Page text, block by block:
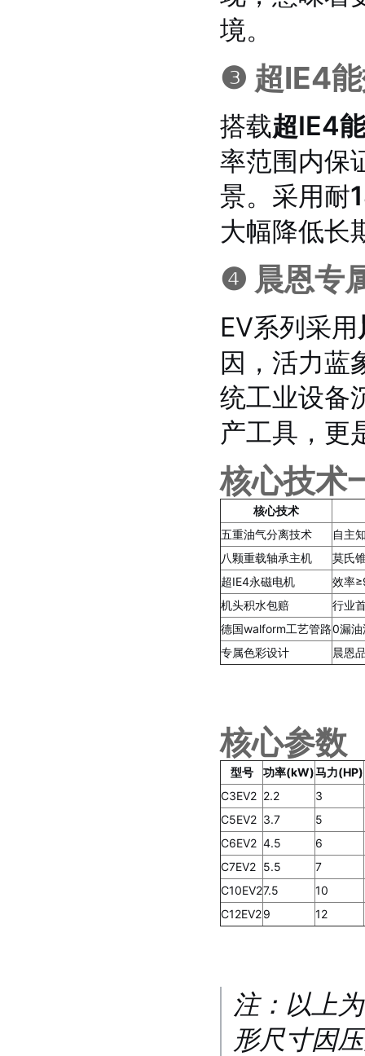
境。
❸ 超IE4
搭载超IE4
率范围内保
景。采用耐
大幅降低长
❹ 晨恩专
EV系列采用
因，活力蓝
统工业设备
产工具，更
核心技术
核心技术
五重油气分离技术
自主
八颗重载轴承主机
莫氏
超IE4永磁电机
效率
机头积水包赔
行业
德国walform工艺管路0漏油
专属色彩设计
晨恩
核心参数
型号 功率(kW)马力(HP)
C3EV2 2.2 3
C5EV2 3.7 5
C6EV2 4.5 6
C7EV2 5.5 7
C10EV27.5 10
C12EV29 12
注：以上
形尺寸因